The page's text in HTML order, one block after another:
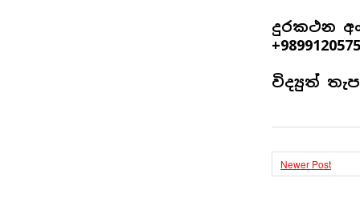
දුරකථන
විද්‍යුත්
Newer Post